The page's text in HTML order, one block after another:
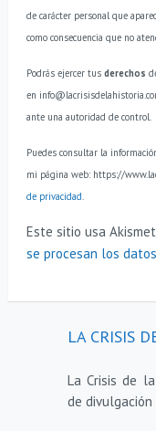
de carácter personal que
como consecuencia que no
Podrás ejercer tus derechos
en
ante una autoridad de control.
Puedes consultar la
mi página web: https://
de privacidad.
Este sitio usa
se procesan los
LA CRISIS
La Crisis de
de